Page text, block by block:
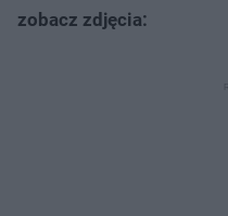
zobacz zdjęcia: